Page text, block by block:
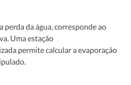
perda da água, corresponde ao
Uma estação
permite calcular a evaporação